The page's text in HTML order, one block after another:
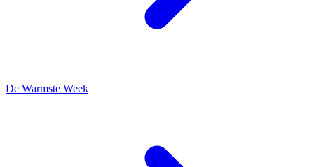
De Warmste Week